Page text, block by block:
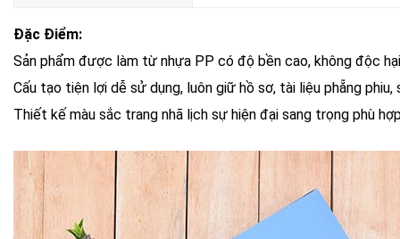
Đặc Điểm:
Sản phẩm được làm từ nhựa PP có độ bền cao, không độc
Cấu tạo tiện lợi dễ sử dụng, luôn giữ hồ sơ, tài liệu phẵng
Thiết kế màu sắc trang nhã lịch sự hiện đại sang trọng phù